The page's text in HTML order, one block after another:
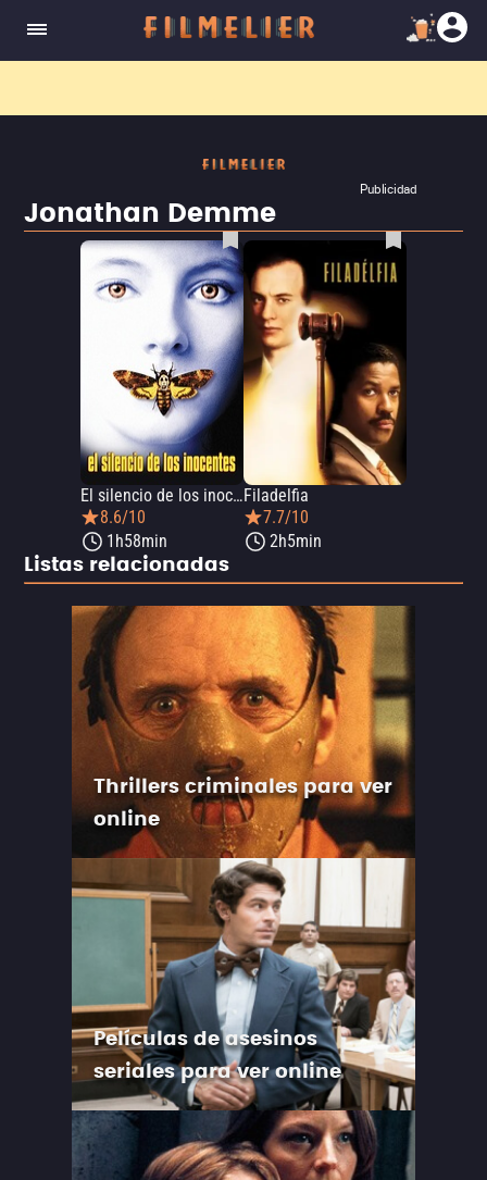
Publicidad
Jonathan Demme
El silencio de los inocentes
8.6/10
1h58min
Filadelfia
7.7/10
2h5min
Listas relacionadas
Thrillers criminales para ver
online
Películas de asesinos
seriales para ver online